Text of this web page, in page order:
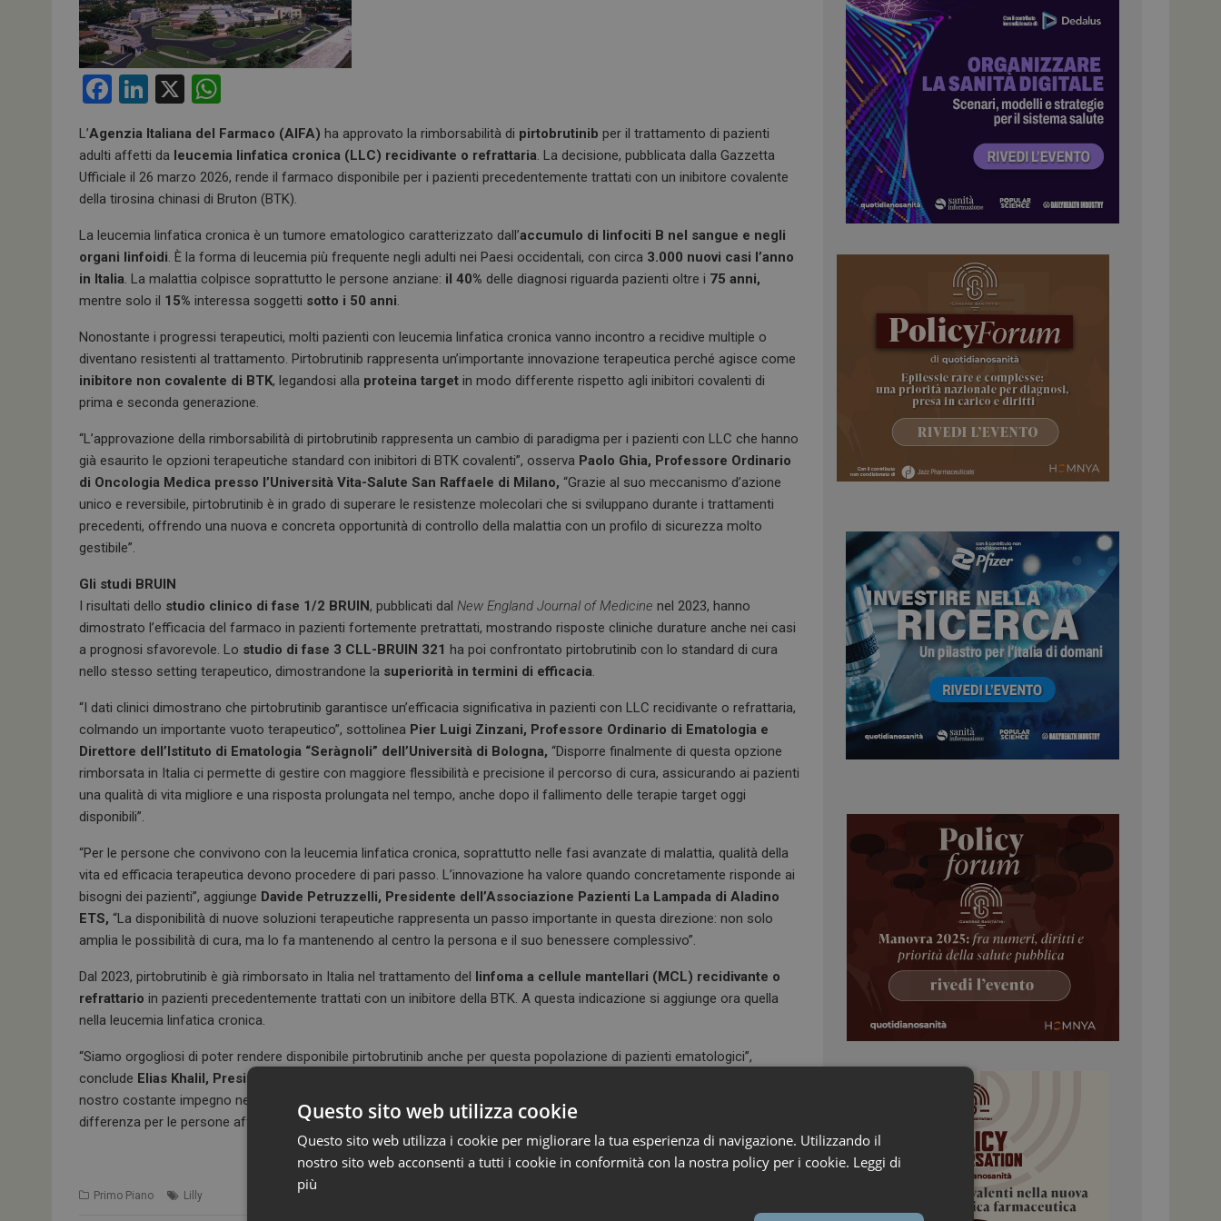
F
ce
b
o
o
k
Li
ke
dI
n
X
at
s
A
p
p
L’Agenzia Italiana del Farmaco (AIFA) ha approvato la rimborsabilità di pirtobrutinib per il trattamento di pazienti
adulti affetti da leucemia linfatica cronica (LLC) recidivante o refrattaria. La decisione, pubblicata dalla Gazzetta
Ufficiale il 26 marzo 2026, rende il farmaco disponibile per i pazienti precedentemente trattati con un inibitore covalente
della tirosina chinasi di Bruton (BTK).
La leucemia linfatica cronica è un tumore ematologico caratterizzato dall’accumulo di linfociti B nel sangue e negli
organi linfoidi. È la forma di leucemia più frequente negli adulti nei Paesi occidentali, con circa 3.000 nuovi casi l’anno
in Italia. La malattia colpisce soprattutto le persone anziane: il 40% delle diagnosi riguarda pazienti oltre i 75 anni,
mentre solo il 15% interessa soggetti sotto i 50 anni.
Nonostante i progressi terapeutici, molti pazienti con leucemia linfatica cronica vanno incontro a recidive multiple o
diventano resistenti al trattamento. Pirtobrutinib rappresenta un’importante innovazione terapeutica perché agisce come
inibitore non covalente di BTK, legandosi alla proteina target in modo differente rispetto agli inibitori covalenti di
prima e seconda generazione.
“L’approvazione della rimborsabilità di pirtobrutinib rappresenta un cambio di paradigma per i pazienti con LLC che hanno
già esaurito le opzioni terapeutiche standard con inibitori di BTK covalenti”, osserva Paolo Ghia, Professore Ordinario
di Oncologia Medica presso l’Università Vita-Salute San Raffaele di Milano, “Grazie al suo meccanismo d’azione
unico e reversibile, pirtobrutinib è in grado di superare le resistenze molecolari che si sviluppano durante i trattamenti
precedenti, offrendo una nuova e concreta opportunità di controllo della malattia con un profilo di sicurezza molto
gestibile”.
Gli studi BRUIN
I risultati dello studio clinico di fase 1/2 BRUIN, pubblicati dal New England Journal of Medicine nel 2023, hanno
dimostrato l’efficacia del farmaco in pazienti fortemente pretrattati, mostrando risposte cliniche durature anche nei casi
a prognosi sfavorevole. Lo studio di fase 3 CLL-BRUIN 321 ha poi confrontato pirtobrutinib con lo standard di cura
nello stesso setting terapeutico, dimostrandone la superiorità in termini di efficacia.
“I dati clinici dimostrano che pirtobrutinib garantisce un’efficacia significativa in pazienti con LLC recidivante o refrattaria,
colmando un importante vuoto terapeutico”, sottolinea Pier Luigi Zinzani, Professore Ordinario di Ematologia e
Direttore dell’Istituto di Ematologia “Seràgnoli” dell’Università di Bologna, “Disporre finalmente di questa opzione
rimborsata in Italia ci permette di gestire con maggiore flessibilità e precisione il percorso di cura, assicurando ai pazienti
una qualità di vita migliore e una risposta prolungata nel tempo, anche dopo il fallimento delle terapie target oggi
disponibili”.
“Per le persone che convivono con la leucemia linfatica cronica, soprattutto nelle fasi avanzate di malattia, qualità della
vita ed efficacia terapeutica devono procedere di pari passo. L’innovazione ha valore quando concretamente risponde ai
bisogni dei pazienti”, aggiunge Davide Petruzzelli, Presidente dell’Associazione Pazienti La Lampada di Aladino
ETS, “La disponibilità di nuove soluzioni terapeutiche rappresenta un passo importante in questa direzione: non solo
amplia le possibilità di cura, ma lo fa mantenendo al centro la persona e il suo benessere complessivo”.
Dal 2023, pirtobrutinib è già rimborsato in Italia nel trattamento del linfoma a cellule mantellari (MCL) recidivante o
refrattario in pazienti precedentemente trattati con un inibitore della BTK. A questa indicazione si aggiunge ora quella
nella leucemia linfatica cronica.
“Siamo orgogliosi di poter rendere disponibile pirtobrutinib anche per questa popolazione di pazienti ematologici”,
conclude Elias Khalil, Presidente e Amministratore Delegato Italy Hub di Lilly,
nostro costante impegno nell’innovazione oncologica e nella ricerca di soluzioni che possano realmente fare la
differenza per le persone affette da tumori rari o complessi”.
Primo Piano Lilly
Questo sito web utilizza cookie
Questo sito web utilizza i cookie per migliorare la tua esperienza di navigazione. Utilizzando il
nostro sito web acconsenti a tutti i cookie in conformità con la nostra policy per i cookie. Leggi di
più